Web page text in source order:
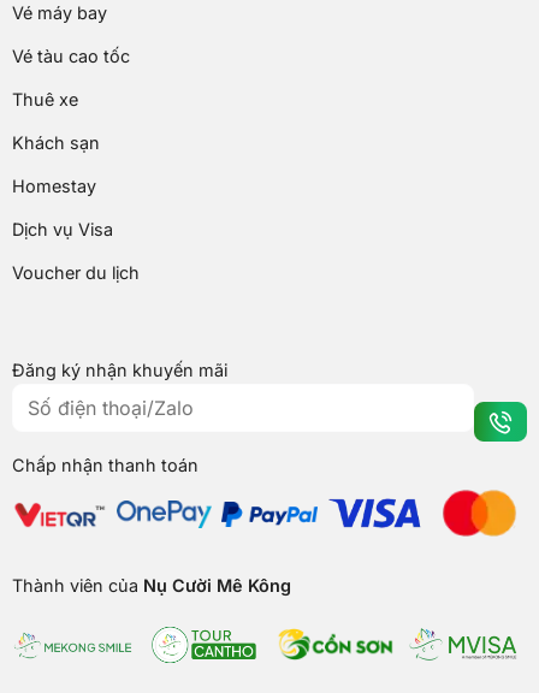
Vé máy bay
Vé tàu cao tốc
Thuê xe
Khách sạn
Homestay
Dịch vụ Visa
Voucher du lịch
Đăng ký nhận khuyến mãi
Chấp nhận thanh toán
Thành viên của Nụ Cười Mê Kông